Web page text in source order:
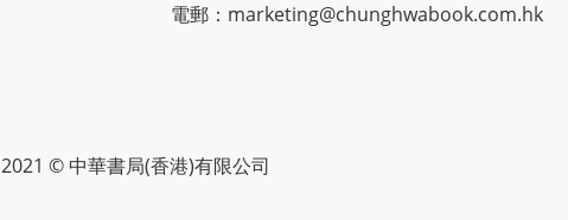
電郵：marketing@chunghwabook.com.hk
2021 © 中華書局(香港)有限公司